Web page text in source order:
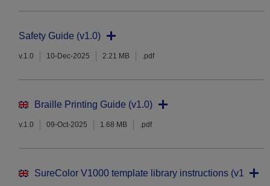
Safety Guide (v1.0)
v.1.0 10-Dec-2025 2.21 MB .pdf
Braille Printing Guide (v1.0)
v.1.0 09-Oct-2025 1.68 MB .pdf
SureColor V1000 template library instructions (v1.0)